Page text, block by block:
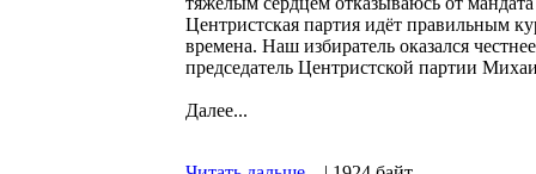
Центристская партия идёт правильным
времена. Наш избиратель оказался
председатель Центристской партии
Далее...